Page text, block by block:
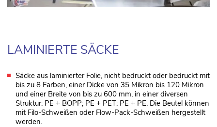
LAMINIERTE SÄCKE
Säcke aus laminierter Folie, nicht bedruckt oder bedruckt mit
bis zu 8 Farben, einer Dicke von 35 Mikron bis 120 Mikron
und einer Breite von bis zu 600 mm, in einer diversen
Struktur: PE + BOPP; PE + PET; PE + PE. Die Beutel können
mit Filo-Schweißen oder Flow-Pack-Schweißen hergestellt
werden.